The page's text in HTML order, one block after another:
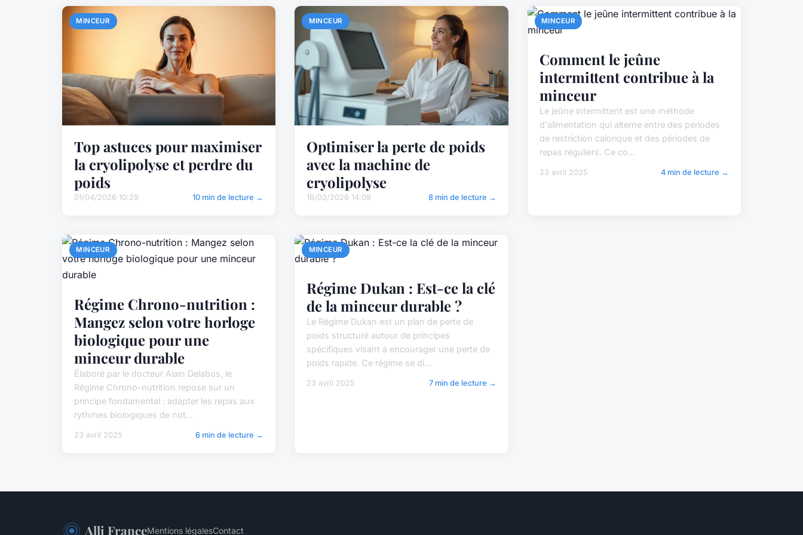
MINCEUR
Top astuces pour maximiser
la cryolipolyse et perdre du
poids
01/04/2026 10:29 10 min de lecture →
MINCEUR
Optimiser la perte de poids
avec la machine de
cryolipolyse
16/03/2026 14:08 8 min de lecture →
MINCEUR
Comment le jeûne
intermittent contribue à la
minceur
Le jeûne intermittent est une méthode
d'alimentation qui alterne entre des périodes
de restriction calorique et des périodes de
repas réguliers. Ce co...
23 avril 2025 4 min de lecture →
MINCEUR
Régime Chrono-nutrition :
Mangez selon votre horloge
biologique pour une
minceur durable
Élaboré par le docteur Alain Delabos, le
Régime Chrono-nutrition repose sur un
principe fondamental : adapter les repas aux
rythmes biologiques de not...
23 avril 2025 6 min de lecture →
MINCEUR
Régime Dukan : Est-ce la clé
de la minceur durable ?
Le Régime Dukan est un plan de perte de
poids structuré autour de principes
spécifiques visant à encourager une perte de
poids rapide. Ce régime se di...
23 avril 2025 7 min de lecture →
Alli FranceMentions légalesContact